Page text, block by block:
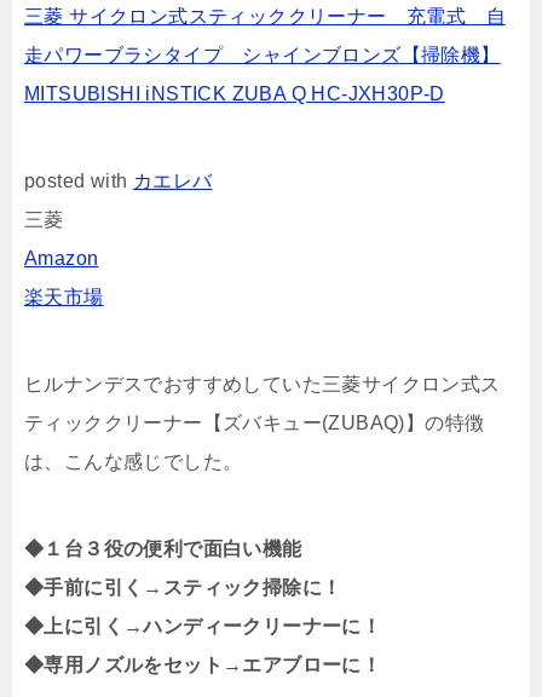
三菱 サイクロン式スティッククリーナー 充電式 自
走パワーブラシタイプ シャインブロンズ【掃除機】
MITSUBISHI iNSTICK ZUBA Q HC-JXH30P-D
posted with カエレバ
三菱
Amazon
楽天市場
ヒルナンデスでおすすめしていた三菱サイクロン式ス
ティッククリーナー【ズバキュー(ZUBAQ)】の特徴
は、こんな感じでした。
◆１台３役の便利で面白い機能
◆手前に引く→スティック掃除に！
◆上に引く→ハンディークリーナーに！
◆専用ノズルをセット→エアブローに！